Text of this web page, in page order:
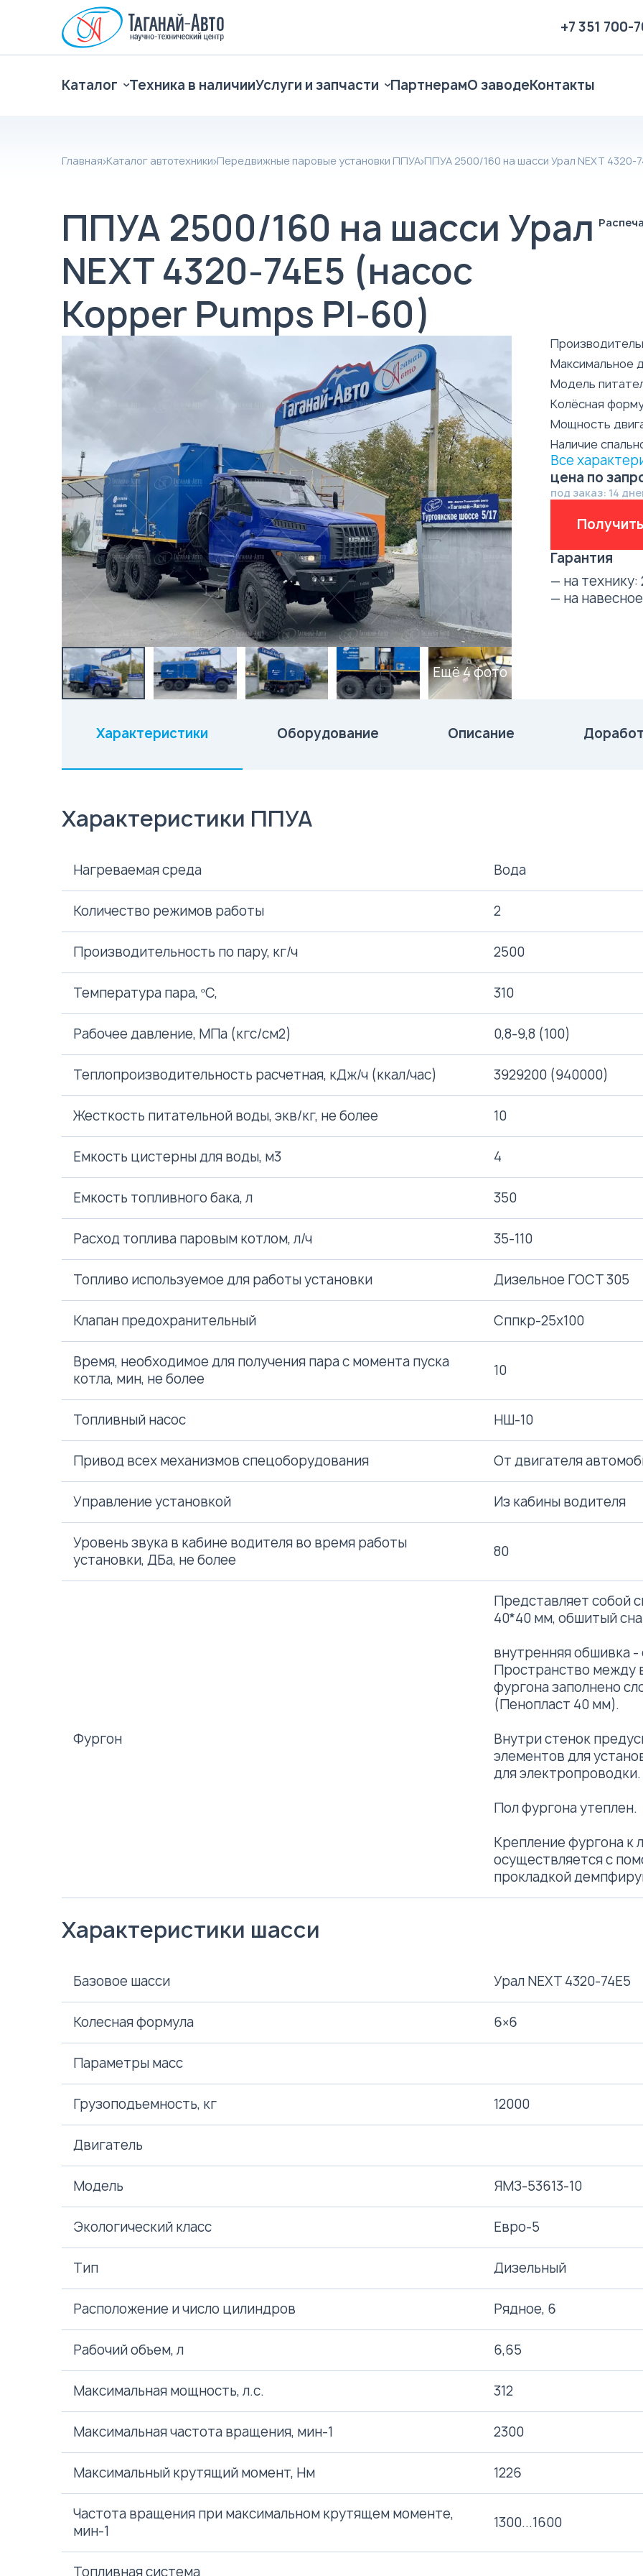
+7 351 700-
Каталог Техника в наличииУслуги и запчасти ПартнерамО заводеКонтакты
Главная Каталог автотехники Передвижные паровые установки ППУА ППУА 2500/160 на шасси Урал NEXT 4320-
ППУА 2500/160 на шасси Урал
NEXT 4320-74Е5 (насос
Kopper Pumps PI-60)
Ещё 4 фото
Максимальное
Модель
Колёсная
Мощность
Наличие
Все
цена по
под заказ: 14
Гарантия
— на технику:
— на
Характеристики
Оборудование Описание
Характеристики ППУА
Нагреваемая среда Вода
Количество режимов работы 2
Производительность по пару, кг/ч 2500
Температура пара, ºС, 310
Рабочее давление, МПа (кгс/см2) 0,8-9,8 (100)
Теплопроизводительность расчетная, кДж/ч (ккал/час) 3929200 (940000)
Жесткость питательной воды, экв/кг, не более 10
Емкость цистерны для воды, м3 4
Емкость топливного бака, л 350
Расход топлива паровым котлом, л/ч 35-110
Топливо используемое для работы установки Дизельное ГОСТ 305
Клапан предохранительный Сппкр-25х100
Время, необходимое для получения пара с момента пуска
котла, мин, не более
10
Топливный насос НШ-10
Привод всех механизмов спецоборудования От двигателя
Управление установкой Из кабины водителя
Уровень звука в кабине водителя во время работы
установки, ДБа, не более
80
Фургон
Представляет собой
40*40 мм, обшитый
внутренняя обшивка
Пространство между
фургона заполнено
(Пенопласт 40 мм).
Внутри стенок
элементов для
для электропроводки.
Пол фургона утеплен.
Крепление фургона к
осуществляется с
прокладкой
Характеристики шасси
Базовое шасси Урал NEXT 4320-74Е5
Колесная формула 6×6
Параметры масс
Грузоподъемность, кг 12000
Двигатель
Модель ЯМЗ-53613-10
Экологический класс Евро-5
Тип Дизельный
Расположение и число цилиндров Рядное, 6
Рабочий объем, л 6,65
Максимальная мощность, л.с. 312
Максимальная частота вращения, мин-1 2300
Максимальный крутящий момент, Нм 1226
Частота вращения при максимальном крутящем моменте,
мин-1
1300...1600
Топливная система